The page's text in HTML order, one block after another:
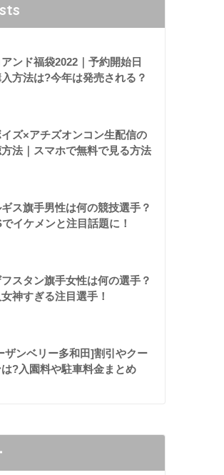
ンド福袋2022｜予約開始日
方法は?今年は発売される？
イズ×アチズオンコン生配信の
法｜スマホで無料で見る方法
ス旗手男性は何の競技選手？
イケメンと注目話題に！
スタン旗手女性は何の選手？
神すぎる注目選手！
ザンベリー多和田]割引やクー
?入園料や駐車料金まとめ